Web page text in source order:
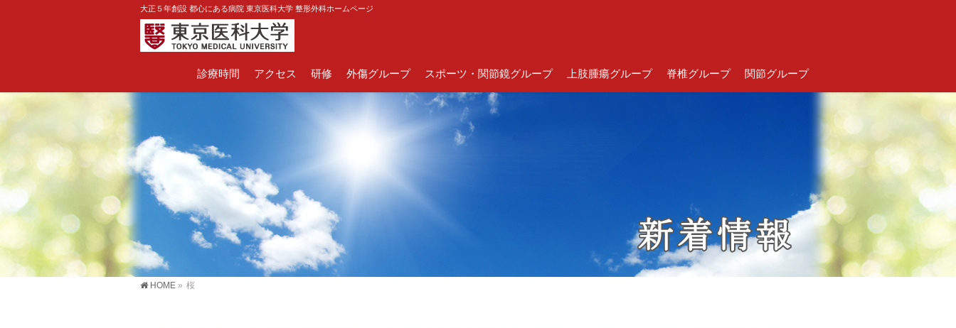
大正５年創設 都心にある病院 東京医科大学 整形外科ホームページ
診療時間 アクセス 研修 外傷グループ スポーツ・関節鏡グループ 上肢腫瘍グループ 脊椎グループ 関節グループ
HOME » 桜